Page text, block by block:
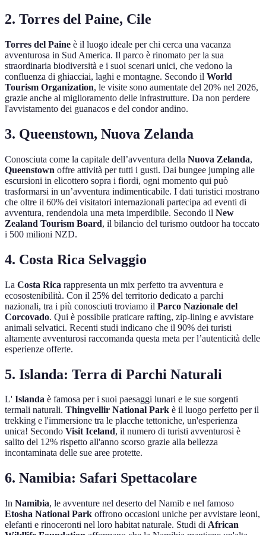
2. Torres del Paine, Cile
Torres del Paine è il luogo ideale per chi cerca una vacanza
avventurosa in Sud America. Il parco è rinomato per la sua
straordinaria biodiversità e i suoi scenari unici, che vedono la
confluenza di ghiacciai, laghi e montagne. Secondo il World
Tourism Organization, le visite sono aumentate del 20% nel 2026,
grazie anche al miglioramento delle infrastrutture. Da non perdere
l'avvistamento dei guanacos e del condor andino.
3. Queenstown, Nuova Zelanda
Conosciuta come la capitale dell’avventura della Nuova Zelanda,
Queenstown offre attività per tutti i gusti. Dai bungee jumping alle
escursioni in elicottero sopra i fiordi, ogni momento qui può
trasformarsi in un’avventura indimenticabile. I dati turistici mostrano
che oltre il 60% dei visitatori internazionali partecipa ad eventi di
avventura, rendendola una meta imperdibile. Secondo il New
Zealand Tourism Board, il bilancio del turismo outdoor ha toccato
i 500 milioni NZD.
4. Costa Rica Selvaggio
La Costa Rica rappresenta un mix perfetto tra avventura e
ecosostenibilità. Con il 25% del territorio dedicato a parchi
nazionali, tra i più conosciuti troviamo il Parco Nazionale del
Corcovado. Qui è possibile praticare rafting, zip-lining e avvistare
animali selvatici. Recenti studi indicano che il 90% dei turisti
altamente avventurosi raccomanda questa meta per l’autenticità delle
esperienze offerte.
5. Islanda: Terra di Parchi Naturali
L' Islanda è famosa per i suoi paesaggi lunari e le sue sorgenti
termali naturali. Thingvellir National Park è il luogo perfetto per il
trekking e l'immersione tra le placche tettoniche, un'esperienza
unica! Secondo Visit Iceland, il numero di turisti avventurosi è
salito del 12% rispetto all'anno scorso grazie alla bellezza
incontaminata delle sue aree protette.
6. Namibia: Safari Spettacolare
In Namibia, le avventure nel deserto del Namib e nel famoso
Etosha National Park offrono occasioni uniche per avvistare leoni,
elefanti e rinoceronti nel loro habitat naturale. Studi di African